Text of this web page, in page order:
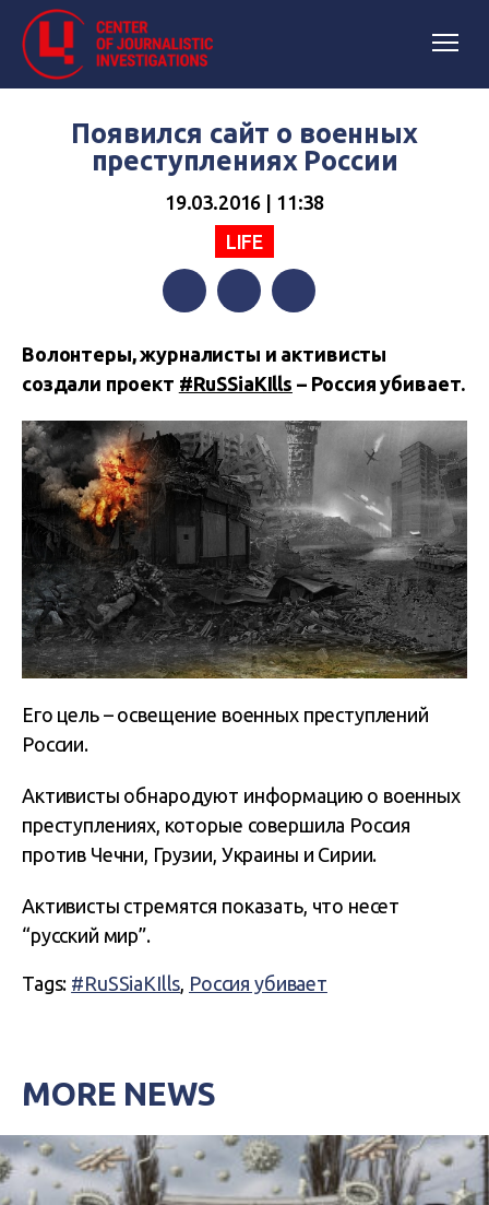
Появился сайт о военных
преступлениях России
19.03.2016 | 11:38
LIFE
Волонтеры, журналисты и активисты
создали проект #RuSSiaKIlls – Россия убивает.
Его цель – освещение военных преступлений
России.
Активисты обнародуют информацию о военных
преступлениях, которые совершила Россия
против Чечни, Грузии, Украины и Сирии.
Активисты стремятся показать, что несет
“русский мир”.
Tags: #RuSSiaKIlls, Россия убивает
MORE NEWS